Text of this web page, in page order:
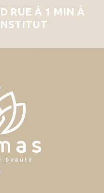
RUE À 1 MIN À